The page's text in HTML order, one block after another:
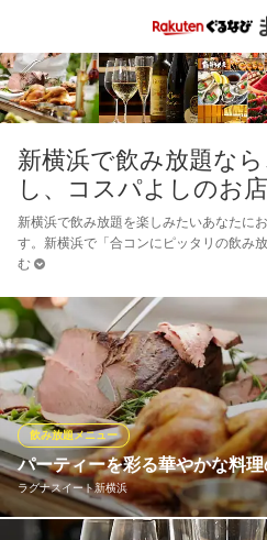
新横浜で飲み放題な
し、コスパよしのお
新横浜で飲み放題を楽しみたいあなたに
す。新横浜で「合コンにピッタリの飲み
む
パーティーを彩る華やかな料
ラグナスイート新横浜
飲み放題メニュー